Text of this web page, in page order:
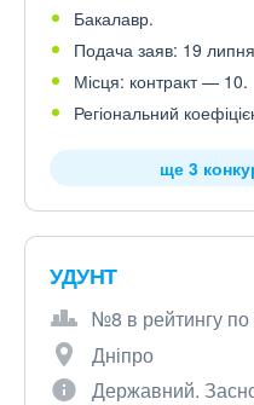
Бакалавр.
Подача заяв: 19
Місця: контракт — 10.
Регіональний
ще 3
УДУНТ
№8 в рейтингу по
Дніпро
Державний.